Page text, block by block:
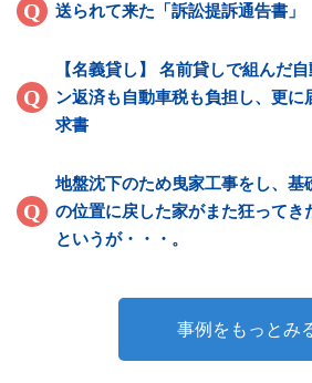
送られて来た「訴訟提訴通告書」
【名義貸し】 名前貸しで組んだ
ン返済も自動車税も負担し、更に
求書
地盤沈下のため曳家工事をし、基
の位置に戻した家がまた狂ってき
というが・・・。
事例をもっとみ